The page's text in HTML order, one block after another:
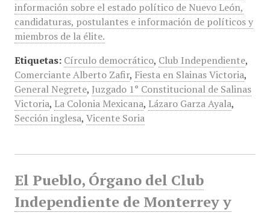
información sobre el estado político de Nuevo León,
candidaturas, postulantes e información de políticos y
miembros de la élite.
Etiquetas: Círculo democrático, Club Independiente,
Comerciante Alberto Zafir, Fiesta en Slainas Victoria,
General Negrete, Juzgado 1° Constitucional de Salinas
Victoria, La Colonia Mexicana, Lázaro Garza Ayala,
Sección inglesa, Vicente Soria
El Pueblo, Órgano del Club
Independiente de Monterrey y